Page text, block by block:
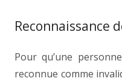
Reconnaissance
Pour qu’une
reconnue comme